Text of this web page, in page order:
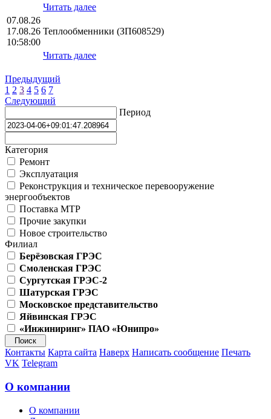
Читать далее
07.08.26
17.08.26
10:58:00
Теплообменники (ЗП608529)
Читать далее
Предыдущий
1 2 3 4 5 6 7
Следующий
Период
Категория
Ремонт
Эксплуатация
Реконструкция и техническое перевооружение
энергообъектов
Поставка МТР
Прочие закупки
Новое строительство
Филиал
Берёзовская ГРЭС
Смоленская ГРЭС
Сургутская ГРЭС-2
Шатурская ГРЭС
Московское представительство
Яйвинская ГРЭС
«Инжиниринг» ПАО «Юнипро»
Контакты Карта сайта Наверх Написать сообщение Печать
VK Telegram
О компании
О компании